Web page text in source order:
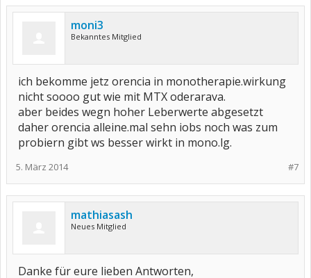
moni3
Bekanntes Mitglied
ich bekomme jetz orencia in monotherapie.wirkung
nicht soooo gut wie mit MTX oderarava.
aber beides wegn hoher Leberwerte abgesetzt
daher orencia alleine.mal sehn iobs noch was zum
probiern gibt ws besser wirkt in mono.lg.
#7
5. März 2014
mathiasash
Neues Mitglied
Danke für eure lieben Antworten,